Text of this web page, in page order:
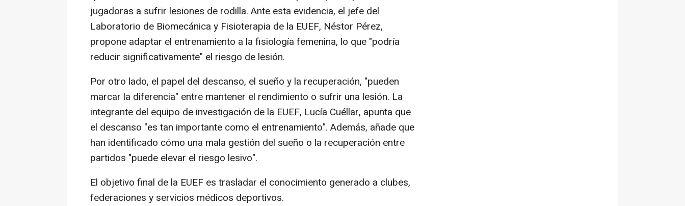
jugadoras a sufrir lesiones de rodilla. Ante esta evidencia, el jefe del
Laboratorio de Biomecánica y Fisioterapia de la EUEF, Néstor Pérez,
propone adaptar el entrenamiento a la fisiología femenina, lo que "podría
reducir significativamente" el riesgo de lesión.
Por otro lado, el papel del descanso, el sueño y la recuperación, "pueden
marcar la diferencia" entre mantener el rendimiento o sufrir una lesión. La
integrante del equipo de investigación de la EUEF, Lucía Cuéllar, apunta que
el descanso "es tan importante como el entrenamiento". Además, añade que
han identificado cómo una mala gestión del sueño o la recuperación entre
partidos "puede elevar el riesgo lesivo".
El objetivo final de la EUEF es trasladar el conocimiento generado a clubes,
federaciones y servicios médicos deportivos.